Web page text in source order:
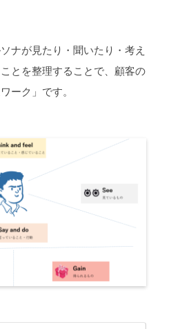
ナが見たり・聞いたり・考え
とを整理することで、顧客の
ーク」です。